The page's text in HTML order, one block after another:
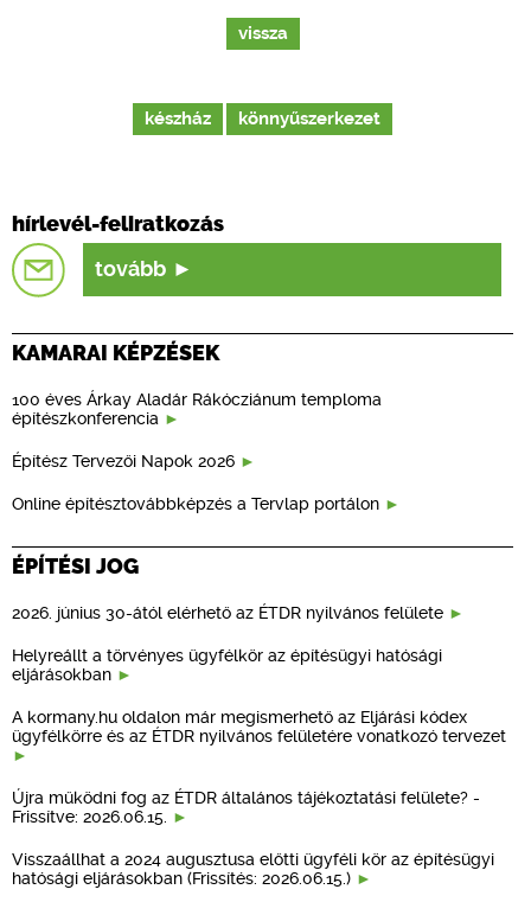
vissza
készház könnyűszerkezet
hírlevél-feliratkozás
tovább
KAMARAI KÉPZÉSEK
100 éves Árkay Aladár Rákócziánum temploma
építészkonferencia
Építész Tervezői Napok 2026
Online építésztovábbképzés a Tervlap portálon
ÉPÍTÉSI JOG
2026. június 30-ától elérhető az ÉTDR nyilvános felülete
Helyreállt a törvényes ügyfélkör az építésügyi hatósági
eljárásokban
A kormany.hu oldalon már megismerhető az Eljárási kódex
ügyfélkörre és az ÉTDR nyilvános felületére vonatkozó tervezet
Újra működni fog az ÉTDR általános tájékoztatási felülete? -
Frissítve: 2026.06.15.
Visszaállhat a 2024 augusztusa előtti ügyféli kör az építésügyi
hatósági eljárásokban (Frissítés: 2026.06.15.)